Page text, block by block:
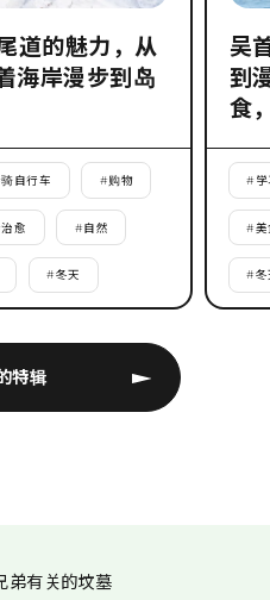
特辑
道的魅力，从
海岸漫步到岛
骑自行车 #购物
治愈 #自然
#冬天
吴
到
食
# 学
#美
#冬
弟有关的坟墓